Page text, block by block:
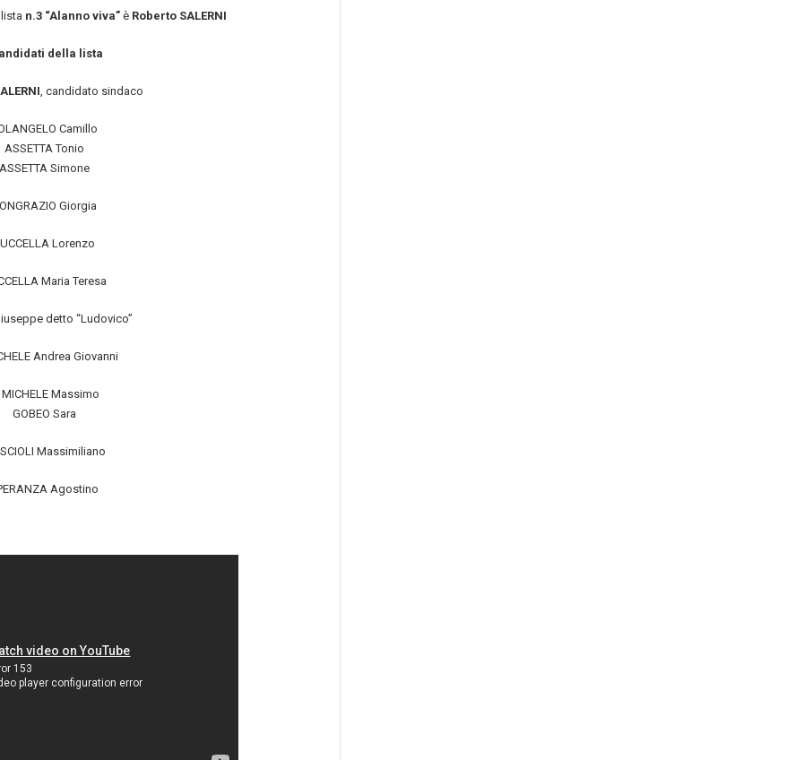
n.3 “Alanno viva”èRoberto SALERNI
della lista
, candidato sindaco
Camillo
ASSETTA Tonio
Simone
Giorgia
Lorenzo
Maria Teresa
detto “Ludovico”
Andrea Giovanni
MICHELE Massimo
GOBEO Sara
Massimiliano
Agostino